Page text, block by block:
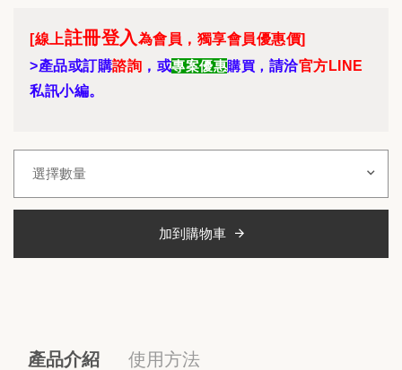
[線上註冊登入 為會員，獨享會員優惠價]
>產品或訂購諮詢 ，或專案優惠購買， 請洽官方LINE
私訊小編。
加到購物車
產品介紹 使用方法